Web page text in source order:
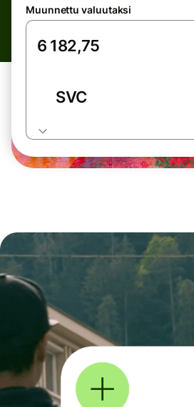
Muunnettu valuutaksi
SVC